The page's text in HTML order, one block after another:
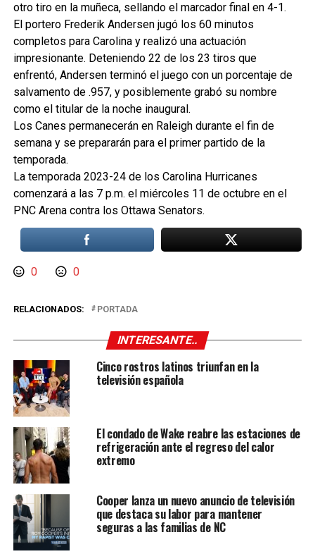
otro tiro en la muñeca, sellando el marcador final en 4-1.
El portero Frederik Andersen jugó los 60 minutos
completos para Carolina y realizó una actuación
impresionante. Deteniendo 22 de los 23 tiros que
enfrentó, Andersen terminó el juego con un porcentaje de
salvamento de .957, y posiblemente grabó su nombre
como el titular de la noche inaugural.
Los Canes permanecerán en Raleigh durante el fin de
semana y se prepararán para el primer partido de la
temporada.
La temporada 2023-24 de los Carolina Hurricanes
comenzará a las 7 p.m. el miércoles 11 de octubre en el
PNC Arena contra los Ottawa Senators.
0 0
RELACIONADOS: PORTADA
INTERESANTE..
Cinco rostros latinos triunfan en la
televisión española
El condado de Wake reabre las estaciones de
refrigeración ante el regreso del calor
extremo
Cooper lanza un nuevo anuncio de televisión
que destaca su labor para mantener
seguras a las familias de NC